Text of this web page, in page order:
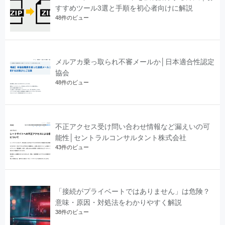
すすめツール3選と手順を初心者向けに解説
48件のビュー
メルアカ乗っ取られ不審メールか│日本適合性認定
協会
48件のビュー
不正アクセス受け問い合わせ情報など漏えいの可
能性│セントラルコンサルタント株式会社
43件のビュー
「接続がプライベートではありません」は危険？
意味・原因・対処法をわかりやすく解説
38件のビュー